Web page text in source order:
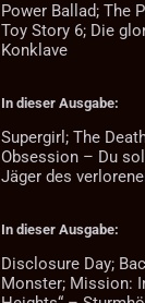
Power Ballad; The
Toy Story 6; Die
Konklave
In dieser Ausgabe:
Supergirl; The
Obsession – Du
Jäger des
In dieser Ausgabe:
Disclosure Day;
Monster; Mission: